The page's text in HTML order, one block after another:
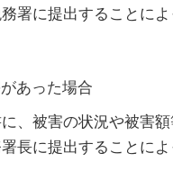
署に提出することに
あった場合
、被害の状況や被害
長に提出することに